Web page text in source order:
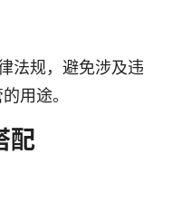
法规，避免涉及违
用途。
配